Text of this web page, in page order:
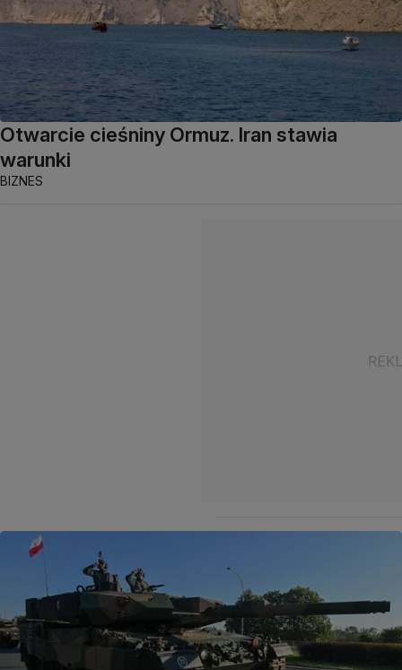
Otwarcie cieśniny Ormuz. Iran stawia
warunki
BIZNES